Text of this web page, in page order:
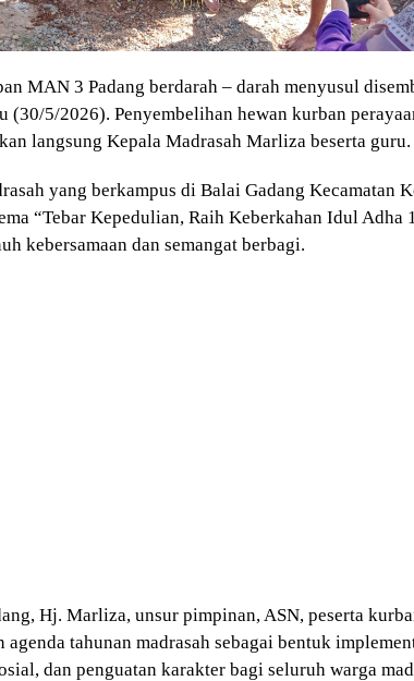
MAN 3 Padang berdarah – darah menyusul
(30/5/2026). Penyembelihan hewan kurban
langsung Kepala Madrasah Marliza beserta guru.
yang berkampus di Balai Gadang Kecamatan
“Tebar Kepedulian, Raih Keberkahan Idul Adha
kebersamaan dan semangat berbagi.
Hj. Marliza, unsur pimpinan, ASN, peserta
agenda tahunan madrasah sebagai bentuk
dan penguatan karakter bagi seluruh warga